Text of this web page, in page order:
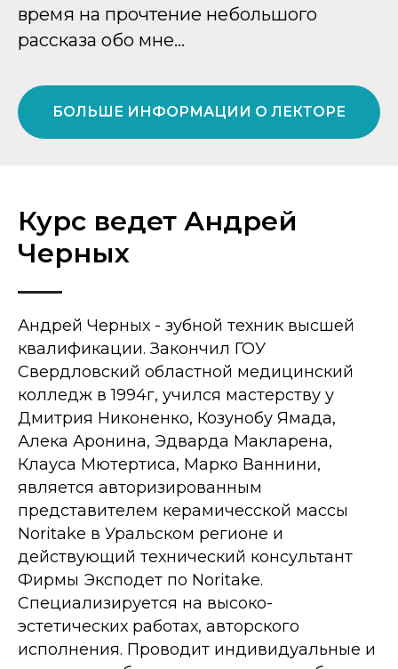
время на прочтение небольшого
рассказа обо мне…
БОЛЬШЕ ИНФОРМАЦИИ О ЛЕКТОРЕ
Курс ведет Андрей
Черных
Андрей Черных - зубной техник высшей
квалификации. Закончил ГОУ
Свердловский областной медицинский
колледж в 1994г, учился мастерству у
Дмитрия Никоненко, Козунобу Ямада,
Алека Аронина, Эдварда Макларена,
Клауса Мютертиса, Марко Ваннини,
является авторизированным
представителем керамичесской массы
Noritake в Уральском регионе и
действующий технический консультант
Фирмы Эксподет по Noritake.
Специализируется на высоко-
эстетических работах, авторского
исполнения. Проводит индивидуальные и